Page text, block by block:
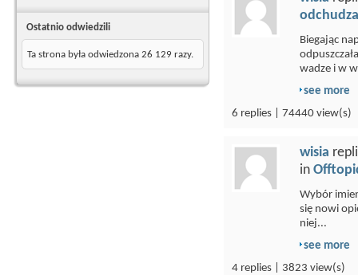
Ostatnio odwiedzili
Ta strona była odwiedzona 26 129 razy.
Biegając
wadze i w
see more
6 replies | 74440 view(s)
wisia
in
Wybór
się nowi
niej...
see more
4 replies | 3823 view(s)